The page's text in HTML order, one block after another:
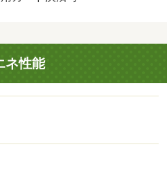
ンガス／室内物干機／ＩＴ重
ド決済可/賃貸戸数:8戸
ネ性能